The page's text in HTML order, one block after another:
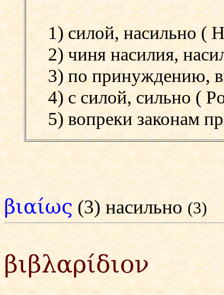
1) силой, насильно (
2) чиня насилия,
3) по принуждению,
4) с силой, сильно (
5) вопреки законам
βιαίως (3) насильно (3)
βιβλαρίδιον